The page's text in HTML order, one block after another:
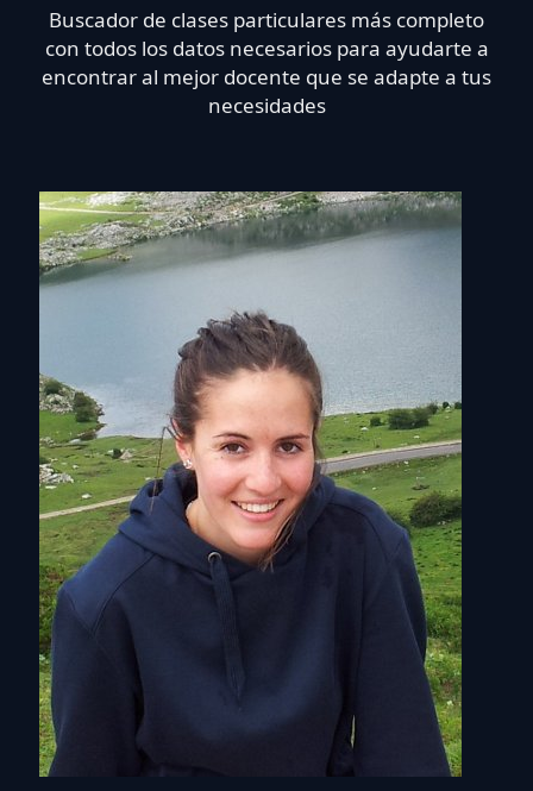
Buscador de clases particulares más completo
con todos los datos necesarios para ayudarte a
encontrar al mejor docente que se adapte a tus
necesidades